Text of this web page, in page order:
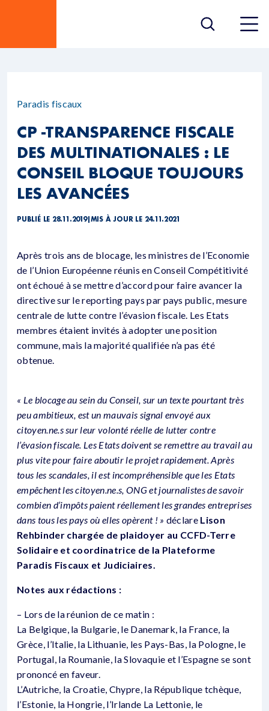
Paradis fiscaux
CP -TRANSPARENCE FISCALE
DES MULTINATIONALES : LE
CONSEIL BLOQUE TOUJOURS
LES AVANCÉES
PUBLIÉ LE 28.11.2019| MIS À JOUR LE 24.11.2021
Après trois ans de blocage, les ministres de l’Economie
de l’Union Européenne réunis en Conseil Compétitivité
ont échoué à se mettre d’accord pour faire avancer la
directive sur le reporting pays par pays public, mesure
centrale de lutte contre l’évasion fiscale. Les Etats
membres étaient invités à adopter une position
commune, mais la majorité qualifiée n’a pas été
obtenue.
« Le blocage au sein du Conseil, sur un texte pourtant très
peu ambitieux, est un mauvais signal envoyé aux
citoyen.ne.s sur leur volonté réelle de lutter contre
l’évasion fiscale. Les Etats doivent se remettre au travail au
plus vite pour faire aboutir le projet rapidement. Après
tous les scandales, il est incompréhensible que les Etats
empêchent les citoyen.ne.s, ONG et journalistes de savoir
combien d’impôts paient réellement les grandes entreprises
dans tous les pays où elles opèrent ! » déclare Lison
Rehbinder chargée de plaidoyer au CCFD-Terre
Solidaire et coordinatrice de la Plateforme
Paradis Fiscaux et Judiciaires.
Notes aux rédactions :
– Lors de la réunion de ce matin :
La Belgique, la Bulgarie, le Danemark, la France, la
Grèce, l’Italie, la Lithuanie, les Pays-Bas, la Pologne, le
Portugal, la Roumanie, la Slovaquie et l’Espagne se sont
prononcé en faveur.
L’Autriche, la Croatie, Chypre, la République tchèque,
l’Estonie, la Hongrie, l’Irlande La Lettonie, le